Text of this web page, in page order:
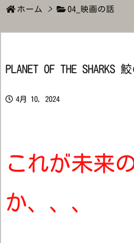
ホーム > 04_映画の話
PLANET OF THE SHARKS
4月 10, 2024
これが未来
か、、、